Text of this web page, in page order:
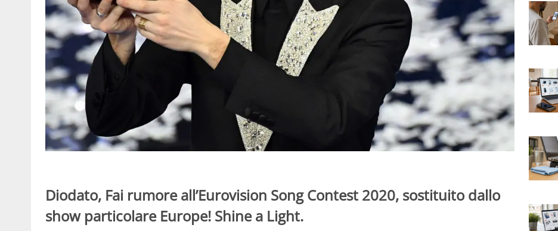
Diodato, Fai rumore all’Eurovision Song Contest 2020, sostituito dallo
show particolare Europe! Shine a Light.